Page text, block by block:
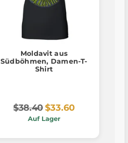
Moldavit aus
Südböhmen, Damen-T-
Shirt
$38.40$33.60
Auf Lager